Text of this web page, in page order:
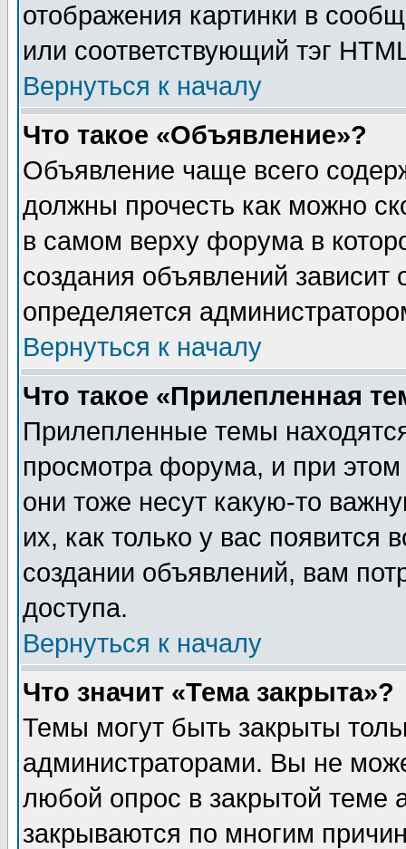
отображения картинки в
или соответствующий тэг
Вернуться к началу
Что такое «Объявление»?
Объявление чаще всего
должны прочесть как можно
в самом верху форума в
создания объявлений зависит
определяется
Вернуться к началу
Что такое «Прилепленная
Прилепленные темы
просмотра форума, и при
они тоже несут какую-то
их, как только у вас появится
создании объявлений, вам
доступа.
Вернуться к началу
Что значит «Тема закрыта»?
Темы могут быть закрыты
администраторами. Вы не
любой опрос в закрытой теме
закрываются по многим